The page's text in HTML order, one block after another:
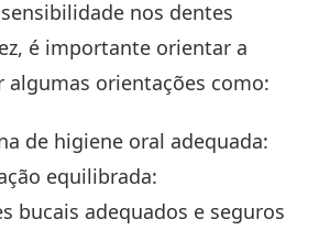
nos dentes
é importante orientar a
algumas orientações como:
de higiene oral adequada:
equilibrada:
bucais adequados e seguros